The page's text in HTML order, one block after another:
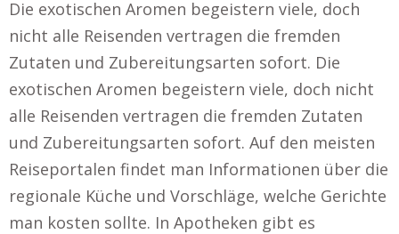
Die exotischen Aromen begeistern viele, doch
nicht alle Reisenden vertragen die fremden
Zutaten und Zubereitungsarten sofort. Die
exotischen Aromen begeistern viele, doch nicht
alle Reisenden vertragen die fremden Zutaten
und Zubereitungsarten sofort. Auf den meisten
Reiseportalen findet man Informationen über die
regionale Küche und Vorschläge, welche Gerichte
man kosten sollte. In Apotheken gibt es